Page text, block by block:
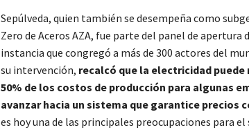
Sepúlveda, quien también se desempeña como
Zero de Aceros AZA, fue parte del panel de
instancia que congregó a más de 300 actores del
su intervención, recalcó que la electricidad
50% de los costos de producción para algunas
avanzar hacia un sistema que garantice precios
es hoy una de las principales preocupaciones para